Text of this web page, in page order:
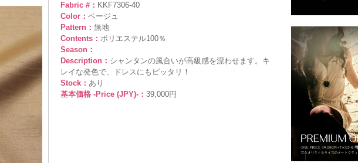
Fabric #： KKF7306-40
Color： ベージュ
Pattern： 無地
Contents： ポリエステル100％
Season：
Description： シャンタンの風合いが高級感を漂わせます。キ
レイな発色で、ドレスにもピッタリ！
Stock： あり
基本価格 -Price (JPY)-： 39,000円